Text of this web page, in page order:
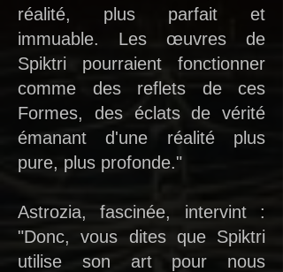
réalité, plus parfait et
immuable. Les œuvres de
Spiktri pourraient fonctionner
comme des reflets de ces
Formes, des éclats de vérité
émanant d'une réalité plus
pure, plus profonde."
Astrozia, fascinée, intervint :
"Donc, vous dites que Spiktri
utilise son art pour nous